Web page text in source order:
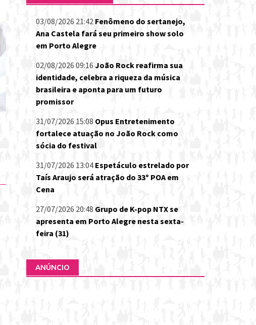
03/08/2026 21:42 Fenômeno do sertanejo,
Ana Castela fará seu primeiro show solo
em Porto Alegre
02/08/2026 09:16 João Rock reafirma sua
identidade, celebra a riqueza da música
brasileira e aponta para um futuro
promissor
31/07/2026 15:08 Opus Entretenimento
fortalece atuação no João Rock como
sócia do festival
31/07/2026 13:04 Espetáculo estrelado por
Taís Araujo será atração do 33º POA em
Cena
27/07/2026 20:48 Grupo de K-pop NTX se
apresenta em Porto Alegre nesta sexta-
feira (31)
ANÚNCIO